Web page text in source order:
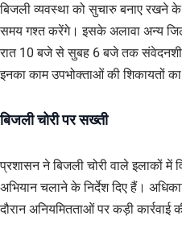
बिजली व्यवस्था को सुचारु बनाए रखने
समय गश्त करेंगे। इसके अलावा अन्य
रात 10 बजे से सुबह 6 बजे तक
इनका काम उपभोक्ताओं की शिकायतों
बिजली चोरी पर सख्ती
प्रशासन ने बिजली चोरी वाले इलाकों
अभियान चलाने के निर्देश दिए हैं।
दौरान अनियमितताओं पर कड़ी कार्रवाई